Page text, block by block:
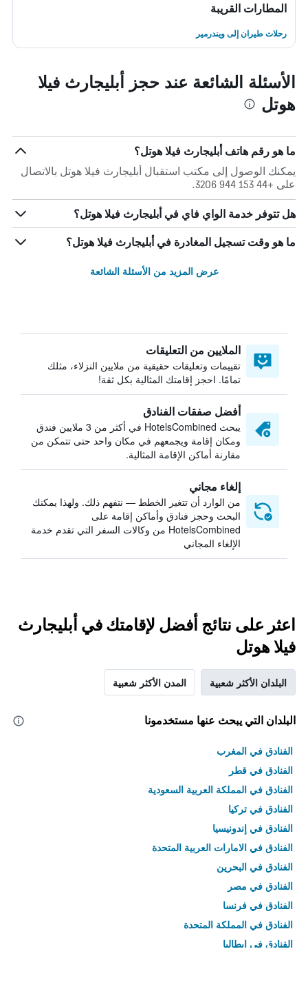
المطارات القريبة
رحلات طيران إلى ويندرمير
الأسئلة الشائعة عند حجز أبليجارث فيلا
هوتل
ما هو رقم هاتف أبليجارث فيلا هوتل؟
يمكنك الوصول إلى مكتب استقبال أبليجارث فيلا هوتل بالاتصال
على +44 153 944 3206.
هل تتوفر خدمة الواي فاي في أبليجارث فيلا هوتل؟
ما هو وقت تسجيل المغادرة في أبليجارث فيلا هوتل؟
عرض المزيد من الأسئلة الشائعة
الملايين من التعليقات
تقييمات وتعليقات حقيقية من ملايين النزلاء، مثلك
تمامًا. احجز إقامتك المثالية بكل ثقة!
أفضل صفقات الفنادق
يبحث HotelsCombined في أكثر من 3 ملايين فندق
ومكان إقامة ويجمعهم في مكان واحد حتى تتمكن من
مقارنة أماكن الإقامة المثالية.
إلغاء مجاني
من الوارد أن تتغير الخطط — نتفهم ذلك. ولهذا يمكنك
البحث وحجز فنادق وأماكن إقامة على
HotelsCombined من وكالات السفر التي تقدم خدمة
الإلغاء المجاني
اعثر على نتائج أفضل لإقامتك في أبليجارث
فيلا هوتل
البلدان الأكثر شعبية المدن الأكثر شعبية
البلدان التي يبحث عنها مستخدمونا
الفنادق في المغرب
الفنادق في قطر
الفنادق في المملكة العربية السعودية
الفنادق في تركيا
الفنادق في إندونيسيا
الفنادق في الامارات العربية المتحدة
الفنادق في البحرين
الفنادق في مصر
الفنادق في فرنسا
الفنادق في المملكة المتحدة
الفنادق في إيطاليا